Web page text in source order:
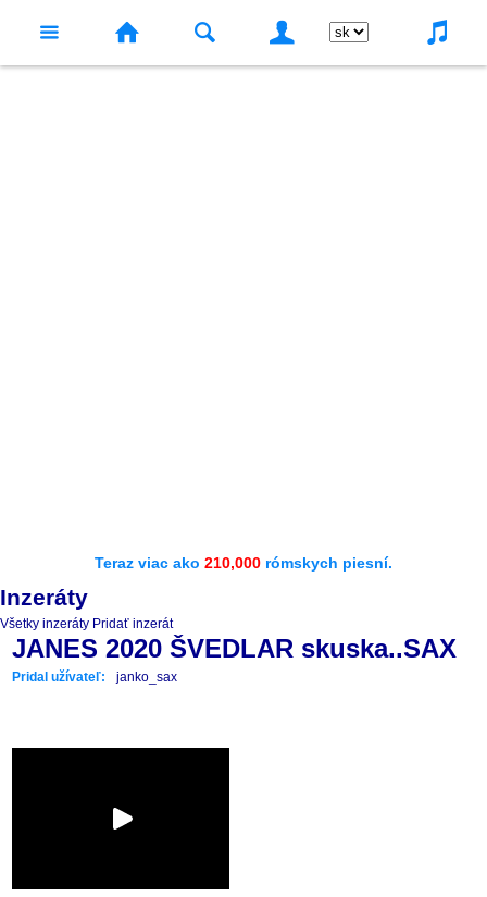
Teraz viac ako 210,000 rómskych piesní.
Inzeráty
Všetky inzeráty Pridať inzerát
JANES 2020 ŠVEDLAR skuska..SAX
Pridal užívateľ: janko_sax